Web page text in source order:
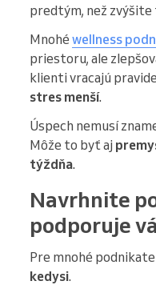
predtým, než zvýšite
Mnohé wellness
priestoru, ale
klienti vracajú
stres menší.
Úspech nemusí
Môže to byť aj
týždňa.
Navrhnite
podporuje
Pre mnohé
kedysi.